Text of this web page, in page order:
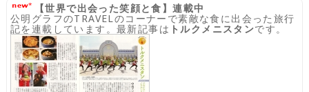
【世界で出会った笑顔と食】連載中
公明グラフのTRAVELのコーナーで素敵な食に出会った旅行
記を連載しています。最新記事は トルクメニスタンです。